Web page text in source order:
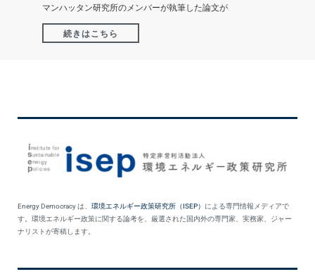
マンハッタン研究所のメンバーが執筆した論文が
続きはこちら
Energy Democracy は、 環境エネルギー政策研究所（ISEP） による専門情報メディアで
す。環境エネルギー政策に関する論考を、厳選された国内外の専門家、実務家、ジャー
ナリストが寄稿します。